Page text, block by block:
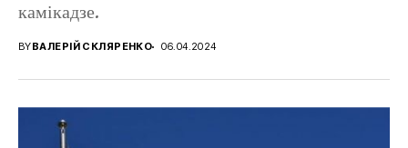
камікадзе.
BYВАЛЕРІЙ СКЛЯРЕНКО 06.04.2024